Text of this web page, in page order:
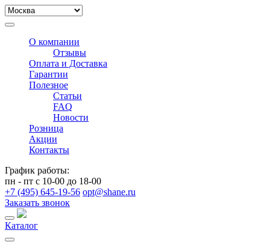
О компании
Отзывы
Оплата и Доставка
Гарантии
Полезное
Статьи
FAQ
Новости
Розница
Акции
Контакты
График работы:
пн - пт с 10-00 до 18-00
+7 (495) 645-19-56 opt@shane.ru
Заказать звонок
Каталог